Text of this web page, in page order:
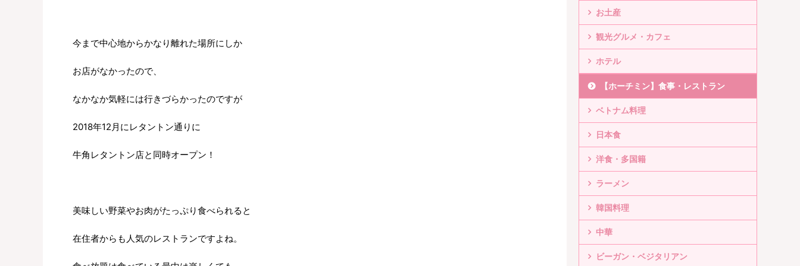
今まで中心地からかなり離れた場所にしか
お店がなかったので、
なかなか気軽には行きづらかったのですが
2018年12月にレタントン通りに
牛角レタントン店と同時オープン！
美味しい野菜やお肉がたっぷり食べられると
在住者からも人気のレストランですよね。
お土産
観光グルメ・カフェ
ホテル
【ホーチミン】食事・レストラン
ベトナム料理
日本食
洋食・多国籍
ラーメン
韓国料理
中華
ビーガン・ベジタリアン